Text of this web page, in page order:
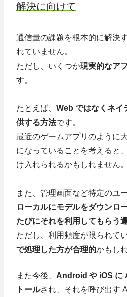
解決に向けて
通信量の課題を根本的に解決
れていません。
ただし、いくつか現実的なア
す。
たとえば、 Web ではなくネイ
供する方法です。
最近のゲームアプリのように
になっていることを考えると
け入れられるかもしれません。
また、管理画面など特定のユ
ローカルにモデルをダウンロ
たびにそれを利用してもらう
ただし、利用頻度が限られて
で処理した方が合理的かもし
また今後、 Android や iOS に
トールされ、それを呼び出す